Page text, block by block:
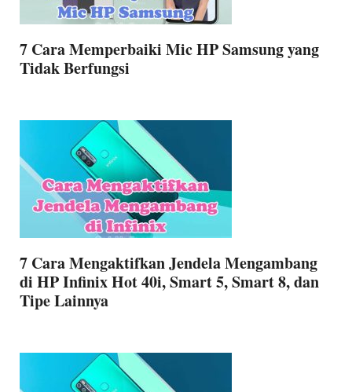
7 Cara Memperbaiki Mic HP Samsung yang
Tidak Berfungsi
7 Cara Mengaktifkan Jendela Mengambang
di HP Infinix Hot 40i, Smart 5, Smart 8, dan
Tipe Lainnya